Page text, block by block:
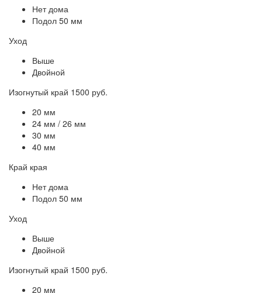
Нет дома
Подол 50 мм
Уход
Выше
Двойной
Изогнутый край 1500 руб.
20 мм
24 мм / 26 мм
30 мм
40 мм
Край края
Нет дома
Подол 50 мм
Уход
Выше
Двойной
Изогнутый край 1500 руб.
20 мм